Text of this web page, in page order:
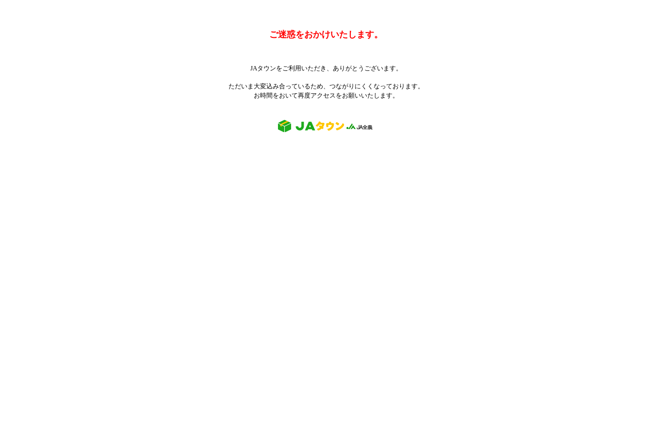
ご迷惑をおかけいたします。
JAタウンをご利用いただき、ありがとうございます。
ただいま大変込み合っているため、つながりにくくなっております。
お時間をおいて再度アクセスをお願いいたします。